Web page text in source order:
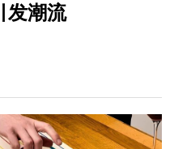
发潮流